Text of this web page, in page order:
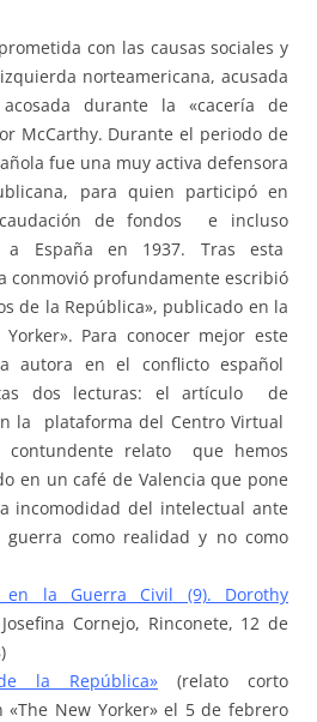
con las causas sociales y
norteamericana, acusada
durante la «cacería de
McCarthy. Durante el periodo de
fue una muy activa defensora
para quien participó en
de fondos e incluso
España en 1937. Tras esta
conmovió profundamente escribió
de la República», publicado en la
Para conocer mejor este
autora en el conflicto español
dos lecturas: el artículo de
la plataforma del Centro Virtual
relato que hemos
en un café de Valencia que pone
incomodidad del intelectual ante
como realidad y no como
en la Guerra Civil (9). Dorothy
Cornejo, Rinconete, 12 de
la República»
(relato corto
«The New Yorker» el 5 de febrero